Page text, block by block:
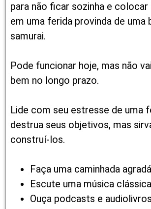
para não ficar sozinha e colocar
em uma ferida provinda de uma
samurai.
Pode funcionar hoje, mas não
bem no longo prazo.
Lide com seu estresse de uma
destrua seus objetivos, mas
construí-los.
Faça uma caminhada
Escute uma música
Ouça podcasts e